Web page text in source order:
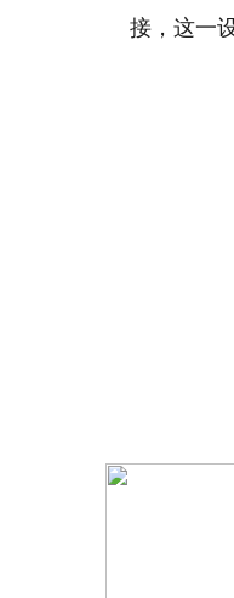
接，这一